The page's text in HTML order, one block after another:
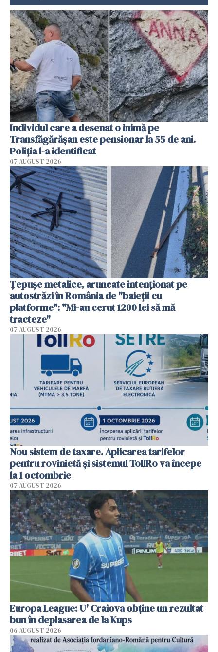
Individul care a desenat o inimă pe
Transfăgărășan este pensionar la 55 de ani.
Poliția l-a identificat
07 AUGUST 2026
Țepușe metalice, aruncate intenționat pe
autostrăzi în România de "baieții cu
platforme": "Mi-au cerut 1200 lei să mă
tracteze"
07 AUGUST 2026
Nou sistem de taxare. Aplicarea tarifelor
pentru rovinietă şi sistemul TollRo va începe
la 1 octombrie
07 AUGUST 2026
Europa League: U' Craiova obține un rezultat
bun în deplasarea de la Kups
06 AUGUST 2026